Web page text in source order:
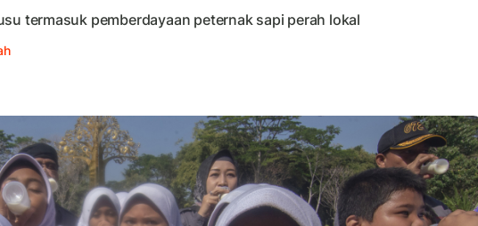
termasuk pemberdayaan peternak sapi perah lokal